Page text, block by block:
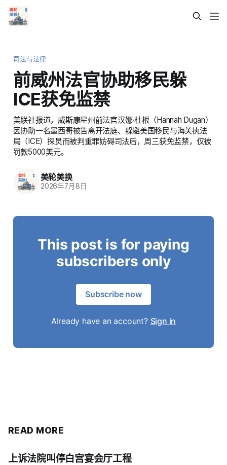
司法与法律
前威州法官协助移民躲
ICE获免监禁
美联社报道，威斯康星州前法官汉娜·杜根（Hannah Dugan）
因协助一名墨西哥被告离开法庭、躲避美国移民与海关执法
局（ICE）探员而被判重罪妨碍司法后，周三获免监禁，仅被
罚款5000美元。
美轮美换
2026年7月8日
This post is for paying
subscribers only
Subscribe now
Already have an account? Sign in
READ MORE
上诉法院叫停白宫宴会厅工程